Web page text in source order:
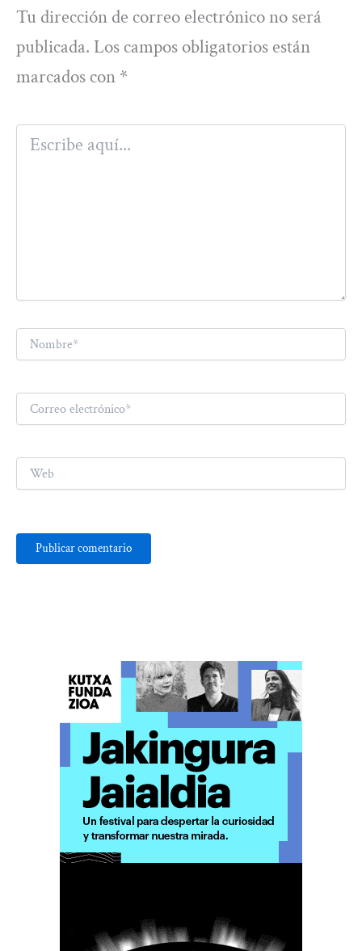
Tu dirección de correo electrónico no será
publicada. Los campos obligatorios están
marcados con *
Escribe
aquí...
Correo
electrónico*
Web